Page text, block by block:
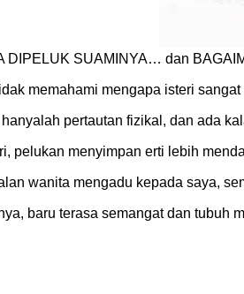
DIPELUK SUAMINYA… dan
memahami mengapa isteri
pertautan fizikal, dan ada
pelukan menyimpan erti lebih
wanita mengadu kepada saya,
baru terasa semangat dan tubuh